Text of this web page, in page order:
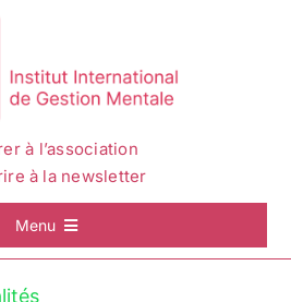
à l’association
à la newsletter
Menu